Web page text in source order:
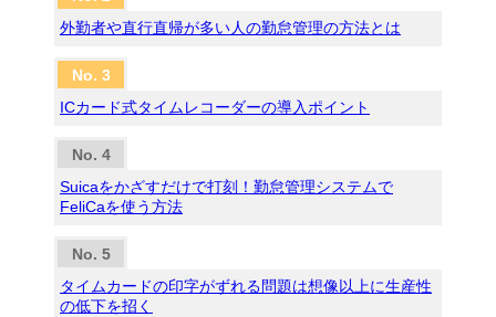
外勤者や直行直帰が多い人の勤怠管理の方法とは
ICカード式タイムレコーダーの導入ポイント
Suicaをかざすだけで打刻！勤怠管理システムで
FeliCaを使う方法
タイムカードの印字がずれる問題は想像以上に生産性
の低下を招く